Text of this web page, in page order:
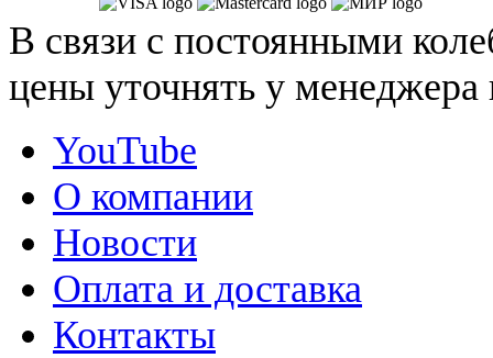
В связи с постоянными
цены уточнять у
YouTube
О компании
Новости
Оплата и доставка
Контакты